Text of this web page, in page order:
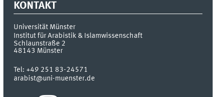
KONTAKT
Universität Münster
Institut für Arabistik & Islamwissenschaft
Schlaunstraße 2
48143 Münster
Tel:+49 251 83-24571
arabist@uni-muenster.de